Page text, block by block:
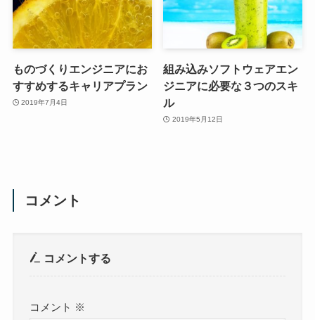
ものづくりエンジニアにお
すすめするキャリアプラン
2019年7月4日
組み込みソフトウェアエン
ジニアに必要な３つのスキ
ル
2019年5月12日
コメント
コメントする
コメント ※